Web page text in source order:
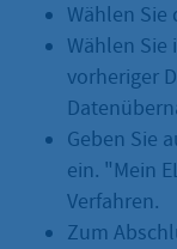
Wählen Sie
Wählen
vorheriger
Geben Sie
ein. "Mein
Verfahren.
Zum